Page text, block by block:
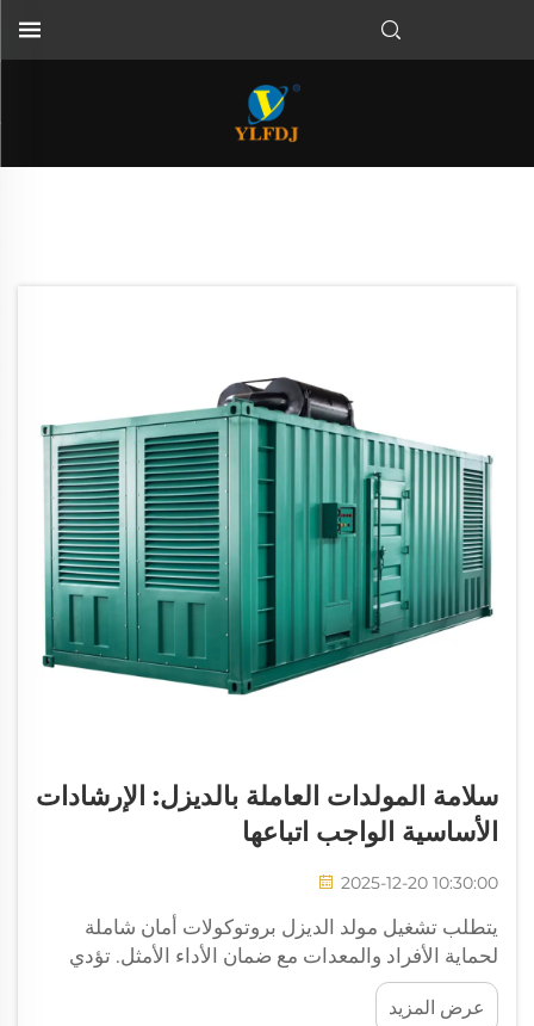
سلامة المولدات العاملة بالديزل: الإرشادات
الأساسية الواجب اتباعها
2025-12-20 10:30:00
يتطلب تشغيل مولد الديزل بروتوكولات أمان شاملة
لحماية الأفراد والمعدات مع ضمان الأداء الأمثل. تؤدي
هذه الأنظمة القوية للطاقة أدوارًا حيوية عبر التطبيقات
الصناعية والتجارية والسكنية، ف...
عرض المزيد